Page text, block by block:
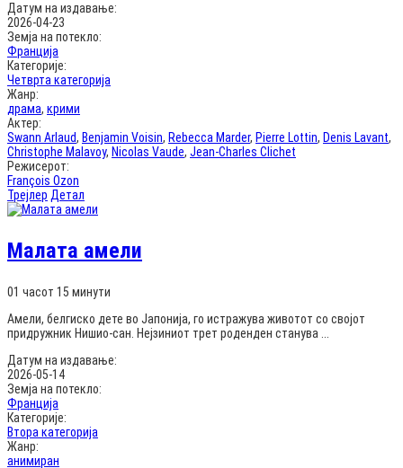
Датум на издавање:
2026-04-23
Земја на потекло:
Франција
Категорије:
Четврта категорија
Жанр:
драма, крими
Актер:
Swann Arlaud, Benjamin Voisin, Rebecca Marder, Pierre Lottin, Denis Lavant,
Christophe Malavoy, Nicolas Vaude, Jean-Charles Clichet
Режисерот:
François Ozon
Трејлер Детал
Малата амели
01 часот 15 минути
Амели, белгиско дете во Јапонија, го истражува животот со својот
придружник Нишио-сан. Нејзиниот трет роденден станува ...
Датум на издавање:
2026-05-14
Земја на потекло:
Франција
Категорије:
Втора категорија
Жанр:
анимиран